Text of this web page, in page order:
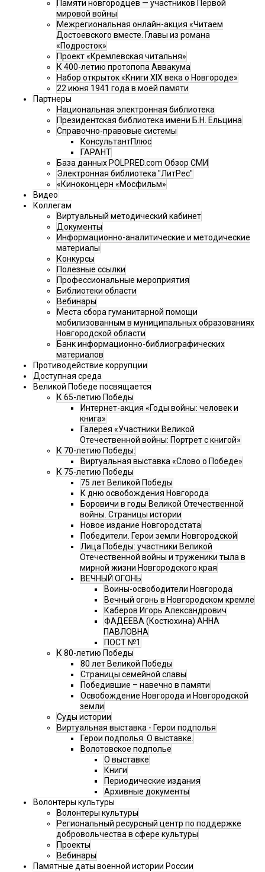
Памяти новгородцев — участников Первой
мировой войны
Межрегиональная онлайн-акция «Читаем
Достоевского вместе. Главы из романа
«Подросток»
Проект «Кремлевская читальня»
К 400-летию протопопа Аввакума
Набор открыток «Книги XIX века о Новгороде»
22 июня 1941 года в моей памяти
Партнеры
Национальная электронная библиотека
Президентская библиотека имени Б.Н. Ельцина
Справочно-правовые системы
КонсультантПлюс
ГАРАНТ
База данных POLPRED.com Обзор СМИ
Электронная библиотека "ЛитРес"
«Киноконцерн «Мосфильм»
Видео
Коллегам
Виртуальный методический кабинет
Документы
Информационно-аналитические и методические
материалы
Конкурсы
Полезные ссылки
Профессиональные мероприятия
Библиотеки области
Вебинары
Места сбора гуманитарной помощи
мобилизованным в муниципальных образованиях
Новгородской области
Банк информационно-библиографических
материалов
Противодействие коррупции
Доступная среда
Великой Победе посвящается
К 65-летию Победы
Интернет-акция «Годы войны: человек и
книга»
Галерея «Участники Великой
Отечественной войны: Портрет с книгой»
К 70-летию Победы:
Виртуальная выставка «Слово о Победе»
К 75-летию Победы
75 лет Великой Победы
К дню освобождения Новгорода
Боровичи в годы Великой Отечественной
войны. Страницы истории
Новое издание Новгородстата
Победители. Герои земли Новгородской
Лица Победы: участники Великой
Отечественной войны и труженики тыла в
мирной жизни Новгородского края
ВЕЧНЫЙ ОГОНЬ
Воины-освободители Новгорода
Вечный огонь в Новгородском кремле
Каберов Игорь Александрович
ФАДЕЕВА (Костюхина) АННА
ПАВЛОВНА
ПОСТ №1
К 80-летию Победы
80 лет Великой Победы
Страницы семейной славы
Победившие – навечно в памяти
Освобождение Новгорода и Новгородской
земли
Суды истории
Виртуальная выставка - Герои подполья
Герои подполья. О выставке.
Волотовское подполье
О выставке
Книги
Периодические издания
Архивные документы
Волонтеры культуры
Волонтеры культуры
Региональный ресурсный центр по поддержке
добровольчества в сфере культуры
Проекты
Вебинары
Памятные даты военной истории России